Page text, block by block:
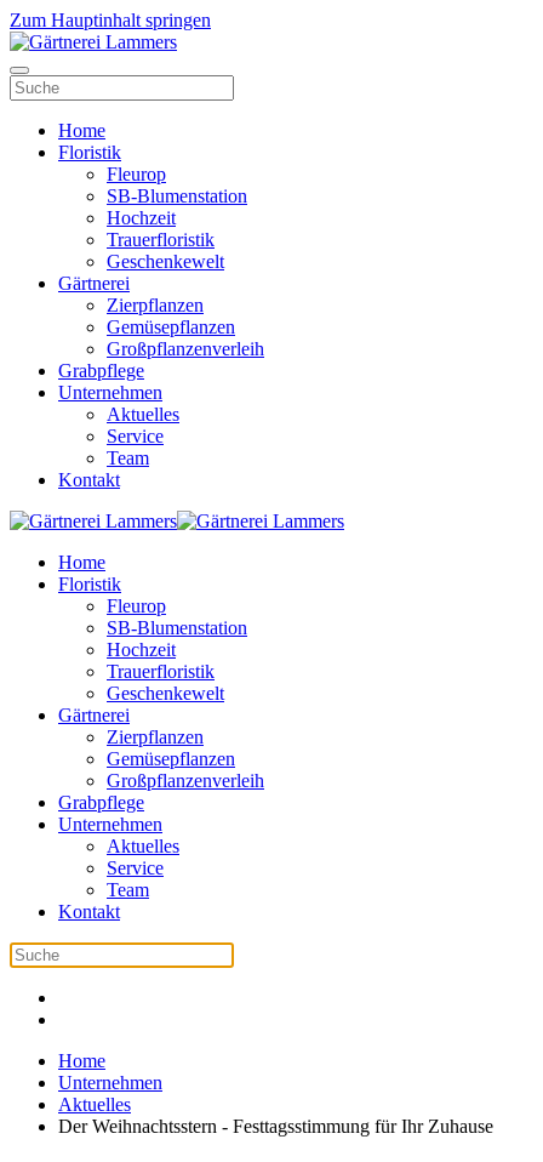
Zum Hauptinhalt springen
Home
Floristik
Fleurop
SB-Blumenstation
Hochzeit
Trauerfloristik
Geschenkewelt
Gärtnerei
Zierpflanzen
Gemüsepflanzen
Großpflanzenverleih
Grabpflege
Unternehmen
Aktuelles
Service
Team
Kontakt
Home
Floristik
Fleurop
SB-Blumenstation
Hochzeit
Trauerfloristik
Geschenkewelt
Gärtnerei
Zierpflanzen
Gemüsepflanzen
Großpflanzenverleih
Grabpflege
Unternehmen
Aktuelles
Service
Team
Kontakt
Home
Unternehmen
Aktuelles
Der Weihnachtsstern - Festtagsstimmung für Ihr Zuhause